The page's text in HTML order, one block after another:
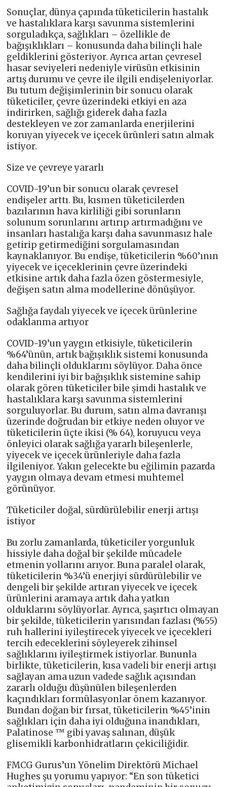
Sonuçlar, dünya çapında tüketicilerin hastalık
ve hastalıklara karşı savunma sistemlerini
sorguladıkça, sağlıkları – özellikle de
bağışıklıkları – konusunda daha bilinçli hale
geldiklerini gösteriyor. Ayrıca artan çevresel
hasar seviyeleri nedeniyle virüsün etkisinin
artış durumu ve çevre ile ilgili endişeleniyorlar.
Bu tutum değişimlerinin bir sonucu olarak
tüketiciler, çevre üzerindeki etkiyi en aza
indirirken, sağlığı giderek daha fazla
destekleyen ve zor zamanlarda enerjilerini
koruyan yiyecek ve içecek ürünleri satın almak
istiyor.
Size ve çevreye yararlı
COVID-19’un bir sonucu olarak çevresel
endişeler arttı. Bu, kısmen tüketicilerden
bazılarının hava kirliliği gibi sorunların
solunum sorunlarını artırıp artırmadığını ve
insanları hastalığa karşı daha savunmasız hale
getirip getirmediğini sorgulamasından
kaynaklanıyor. Bu endişe, tüketicilerin %60’ının
yiyecek ve içeceklerinin çevre üzerindeki
etkisine artık daha fazla özen göstermesiyle,
değişen satın alma modellerine dönüşüyor.
Sağlığa faydalı yiyecek ve içecek ürünlerine
odaklanma artıyor
COVID-19’un yaygın etkisiyle, tüketicilerin
%64’ünün, artık bağışıklık sistemi konusunda
daha bilinçli olduklarını söylüyor. Daha önce
kendilerini iyi bir bağışıklık sistemine sahip
olarak gören tüketiciler bile şimdi hastalık ve
hastalıklara karşı savunma sistemlerini
sorguluyorlar. Bu durum, satın alma davranışı
üzerinde doğrudan bir etkiye neden oluyor ve
tüketicilerin üçte ikisi (% 64), koruyucu veya
önleyici olarak sağlığa yararlı bileşenlerle,
yiyecek ve içecek ürünleriyle daha fazla
ilgileniyor. Yakın gelecekte bu eğilimin pazarda
yaygın olmaya devam etmesi muhtemel
görünüyor.
Tüketiciler doğal, sürdürülebilir enerji artışı
istiyor
Bu zorlu zamanlarda, tüketiciler yorgunluk
hissiyle daha doğal bir şekilde mücadele
etmenin yollarını arıyor. Buna paralel olarak,
tüketicilerin %34’ü enerjiyi sürdürülebilir ve
dengeli bir şekilde artıran yiyecek ve içecek
ürünlerini aramaya artık daha yatkın
olduklarını söylüyorlar. Ayrıca, şaşırtıcı olmayan
bir şekilde, tüketicilerin yarısından fazlası (%55)
ruh hallerini iyileştirecek yiyecek ve içecekleri
tercih edeceklerini söyleyerek zihinsel
sağlıklarını iyileştirmek istiyorlar. Bununla
birlikte, tüketicilerin, kısa vadeli bir enerji artışı
sağlayan ama uzun vadede sağlık açısından
zararlı olduğu düşünülen bileşenlerden
kaçındıkları formülasyonlar önem kazanıyor.
Bundan doğan bir fırsat, tüketicilerin %45’inin
sağlıkları için daha iyi olduğuna inandıkları,
Palatinose ™ gibi yavaş salınan, düşük
glisemikli karbonhidratların çekiciliğidir.
FMCG Gurus’un Yönelim Direktörü Michael
Hughes şu yorumu yapıyor: “En son tüketici